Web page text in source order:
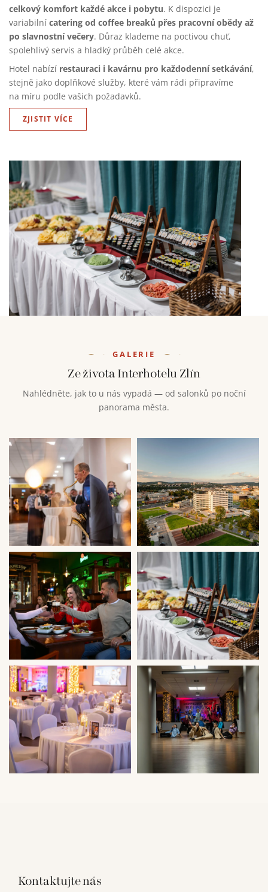
celkový komfort každé akce i pobytu. K dispozici je
variabilní catering od coffee breaků přes pracovní obědy až
po slavnostní večery. Důraz klademe na poctivou chuť,
spolehlivý servis a hladký průběh celé akce.
Hotel nabízí restauraci i kavárnu pro každodenní setkávání,
stejně jako doplňkové služby, které vám rádi připravíme
na míru podle vašich požadavků.
ZJISTIT VÍCE
GALERIE
Ze života Interhotelu Zlín
Nahlédněte, jak to u nás vypadá — od salonků po noční
panorama města.
Kontaktujte nás